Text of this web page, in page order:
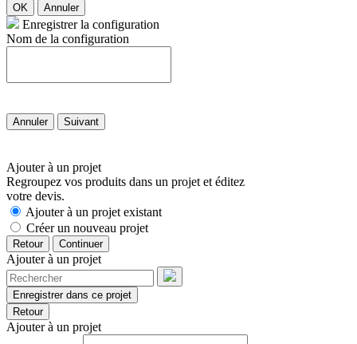
OK Annuler
Enregistrer la configuration
Nom de la configuration
Annuler Suivant
Ajouter à un projet
Regroupez vos produits dans un projet et éditez
votre devis.
Ajouter à un projet existant
Créer un nouveau projet
Retour Continuer
Ajouter à un projet
Enregistrer dans ce projet
Retour
Ajouter à un projet